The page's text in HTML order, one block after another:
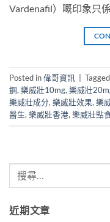
Vardenafil）嘅印象只
Posted in偉哥資訊 Tagged
鋼, 樂威壯10mg, 樂威壯
樂威壯成分, 樂威壯效果, 樂
醫生, 樂威壯香港, 樂威壯點
近期文章